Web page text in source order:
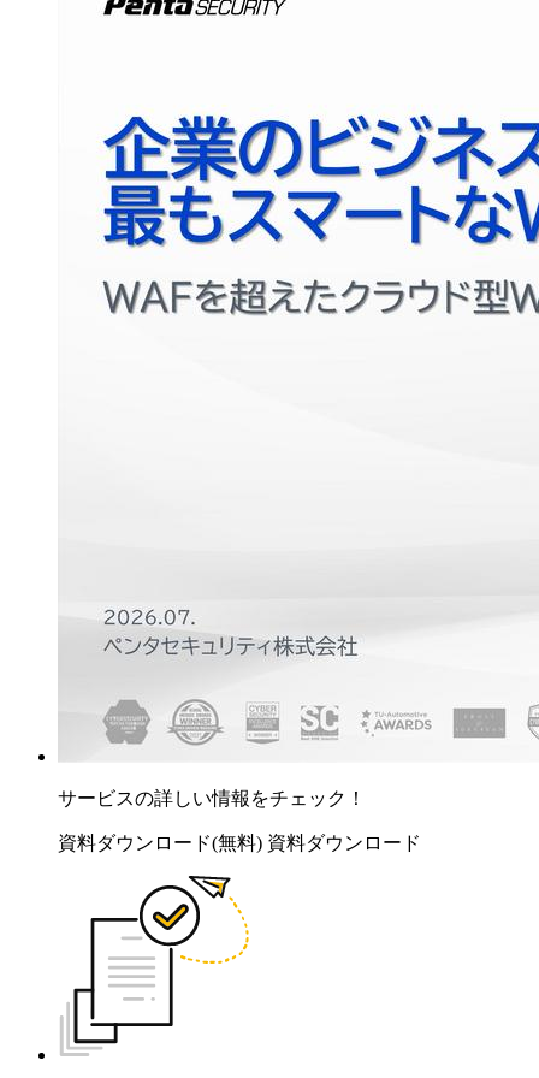
サービスの詳しい情報をチェック！
資料ダウンロード(無料) 資料ダウンロード